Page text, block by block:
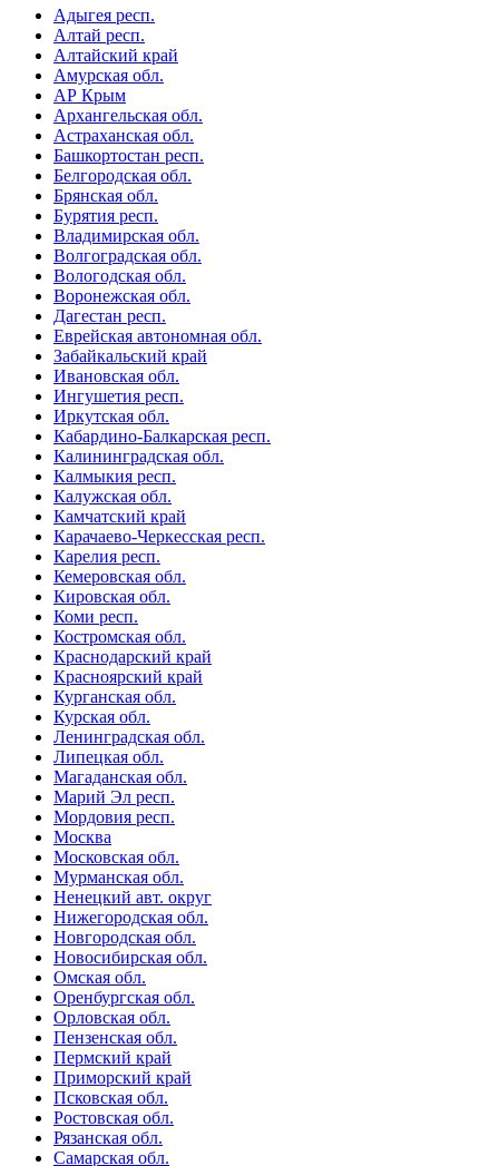
Адыгея респ.
Алтай респ.
Алтайский край
Амурская обл.
АР Крым
Архангельская обл.
Астраханская обл.
Башкортостан респ.
Белгородская обл.
Брянская обл.
Бурятия респ.
Владимирская обл.
Волгоградская обл.
Вологодская обл.
Воронежская обл.
Дагестан респ.
Еврейская автономная обл.
Забайкальский край
Ивановская обл.
Ингушетия респ.
Иркутская обл.
Кабардино-Балкарская респ.
Калининградская обл.
Калмыкия респ.
Калужская обл.
Камчатский край
Карачаево-Черкесская респ.
Карелия респ.
Кемеровская обл.
Кировская обл.
Коми респ.
Костромская обл.
Краснодарский край
Красноярский край
Курганская обл.
Курская обл.
Ленинградская обл.
Липецкая обл.
Магаданская обл.
Марий Эл респ.
Мордовия респ.
Москва
Московская обл.
Мурманская обл.
Ненецкий авт. округ
Нижегородская обл.
Новгородская обл.
Новосибирская обл.
Омская обл.
Оренбургская обл.
Орловская обл.
Пензенская обл.
Пермский край
Приморский край
Псковская обл.
Ростовская обл.
Рязанская обл.
Самарская обл.